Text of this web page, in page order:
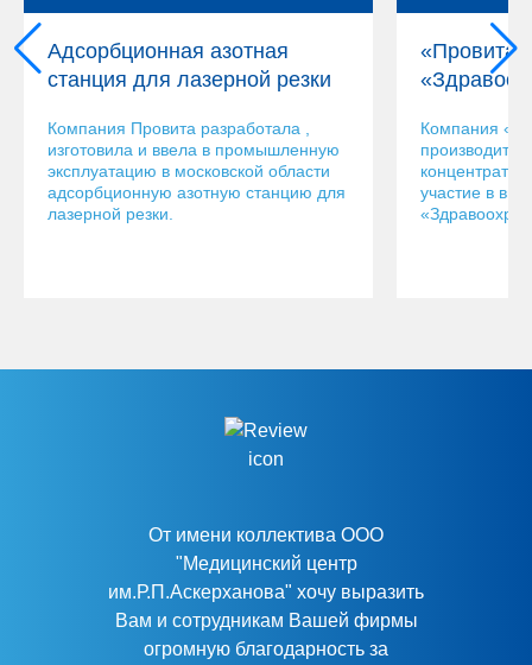
Адсорбционная азотная
станция для лазерной резки
Компания Провита разработала ,
изготовила и ввела в промышленную
эксплуатацию в московской области
адсорбционную азотную станцию для
лазерной резки.
Компания
участие в
От имени коллектива ООО
"Медицинский центр
им.Р.П.Аскерханова" хочу выразить
Вам и сотрудникам Вашей фирмы
огромную благодарность за